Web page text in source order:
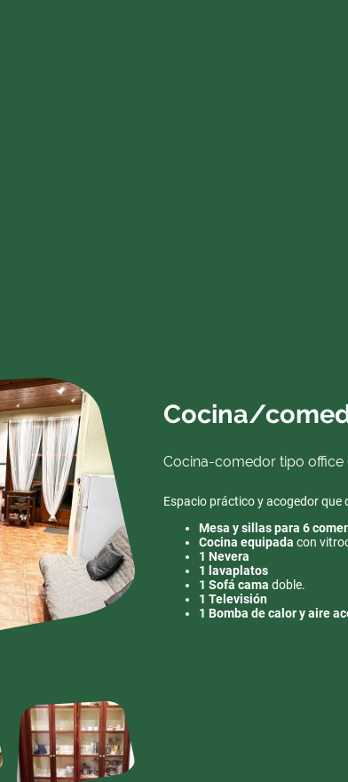
Cocina/
Cocina-comedor tipo office
Espacio práctico y acogedor que
Mesa y sillas para 6
Cocina equipada con
1 Nevera
1 lavaplatos
1 Sofá cama doble.
1 Televisión
1 Bomba de calor y aire